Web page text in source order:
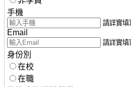
手機
請詳實填
Email
請詳實填
身份別
在校
在職